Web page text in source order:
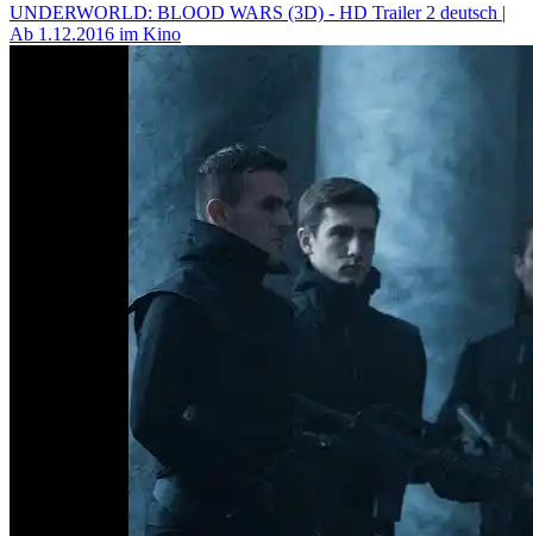
UNDERWORLD: BLOOD WARS (3D) - HD Trailer 2 deutsch |
Ab 1.12.2016 im Kino